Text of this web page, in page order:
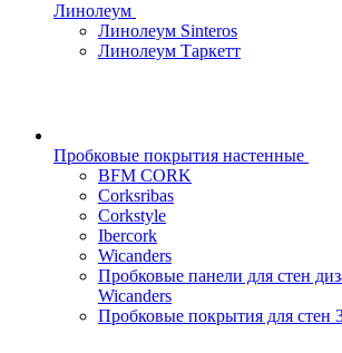
Линолеум
Линолеум Sinteros
Линолеум Таркетт
Пробковые покрытия настенные
BFM CORK
Corksribas
Corkstyle
Ibercork
Wicanders
Пробковые панели для стен
Wicanders
Пробковые покрытия для стен